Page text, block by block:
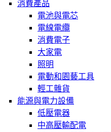
消費產品
電池與電芯
電線電纜
消費電子
大家電
照明
電動和園藝工具
輕工雜貨
能源與電力設備
低壓電器
中高壓輸配電